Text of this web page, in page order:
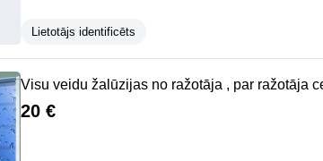
Lietotājs identificēts
Visu veidu žalūzijas no ražotāja , par ražotāja
20 €